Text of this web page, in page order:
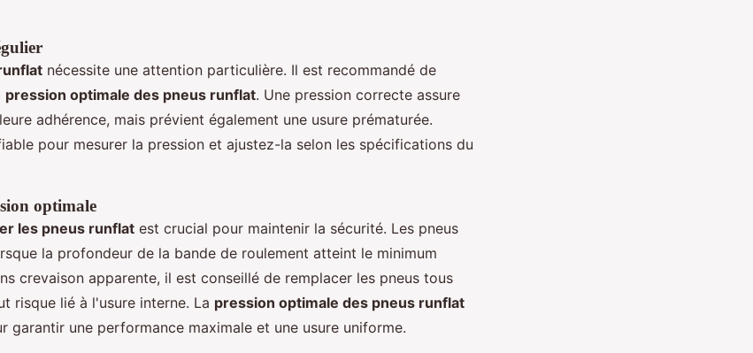
nécessite une attention particulière. Il est recommandé de
pression optimale des pneus runflat. Une pression correcte assure
adhérence, mais prévient également une usure prématurée.
pour mesurer la pression et ajustez-la selon les spécifications du
optimale
les pneus runflat est crucial pour maintenir la sécurité. Les pneus
la profondeur de la bande de roulement atteint le minimum
crevaison apparente, il est conseillé de remplacer les pneus tous
risque lié à l'usure interne. La pression optimale des pneus runflat
garantir une performance maximale et une usure uniforme.